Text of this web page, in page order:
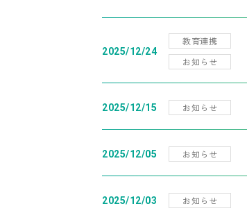
2025/12/24
教育連携
お知らせ
2025/12/15 お知らせ
2025/12/05 お知らせ
2025/12/03 お知らせ